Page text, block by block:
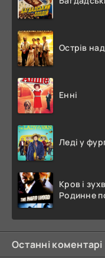
Острів
Енні
Леді у
Кров і
Родинне
Останні коментарі